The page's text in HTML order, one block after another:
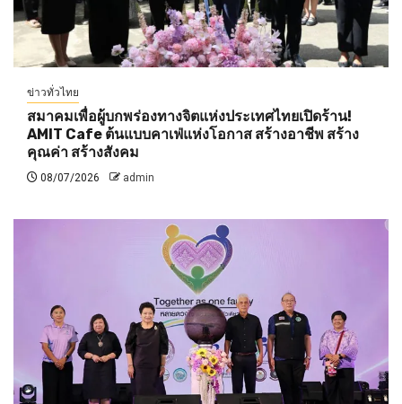
ข่าวทั่วไทย
สมาคมเพื่อผู้บกพร่องทางจิตแห่งประเทศไทยเปิดร้าน!
AMIT Cafe ต้นแบบคาเฟ่แห่งโอกาส สร้างอาชีพ สร้าง
คุณค่า สร้างสังคม
08/07/2026 admin